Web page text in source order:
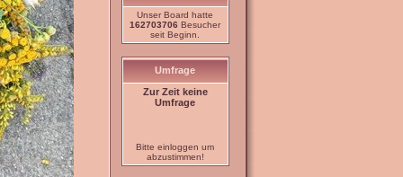
Unser Board hatte
162703706 Besucher
seit Beginn.
Umfrage
Zur Zeit keine
Umfrage
Bitte einloggen um
abzustimmen!